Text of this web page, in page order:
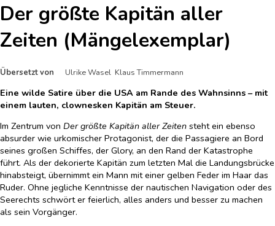
Der größte Kapitän aller
Zeiten (Mängelexemplar)
Übersetzt von Ulrike Wasel Klaus Timmermann
Eine wilde Satire über die USA am Rande des Wahnsinns – mit
einem lauten, clownesken Kapitän am Steuer.
Im Zentrum von Der größte Kapitän aller Zeiten steht ein ebenso
absurder wie urkomischer Protagonist, der die Passagiere an Bord
seines großen Schiffes, der Glory, an den Rand der Katastrophe
führt. Als der dekorierte Kapitän zum letzten Mal die Landungsbrücke
hinabsteigt, übernimmt ein Mann mit einer gelben Feder im Haar das
Ruder. Ohne jegliche Kenntnisse der nautischen Navigation oder des
Seerechts schwört er feierlich, alles anders und besser zu machen
als sein Vorgänger.